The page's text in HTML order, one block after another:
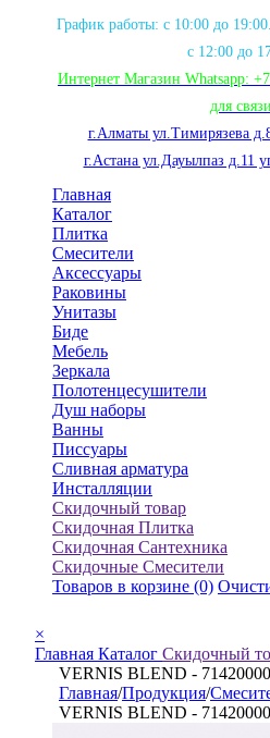
График работы: с 10:00 до
с 12:00 до
Интернет Магазин Whatsapp:
для связи
г.Алматы ул.Тимирязева
г.Астана ул.Дауылпаз д.11
Главная
Каталог
Плитка
Смесители
Аксессуары
Раковины
Унитазы
Биде
Мебель
Зеркала
Полотенцесушители
Душ наборы
Ванны
Писсуары
Сливная арматура
Инсталляции
Скидочный товар
Скидочная Плитка
Скидочная Сантехника
Скидочные Смесители
Товаров в корзине (0)
×
Главная Каталог Скидочный
VERNIS BLEND -
Главная/Продукция/
VERNIS BLEND -